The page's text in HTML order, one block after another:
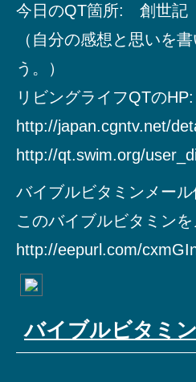
今日のQT箇所: 創世記
（自分の感想と思いを
う。）
リビングライフQTの
http://japan.cgntv.net/
http://qt.swim.org/
バイブルビタミンメー
このバイブルビタミン
http://eepurl.com/
バイブルビタミン